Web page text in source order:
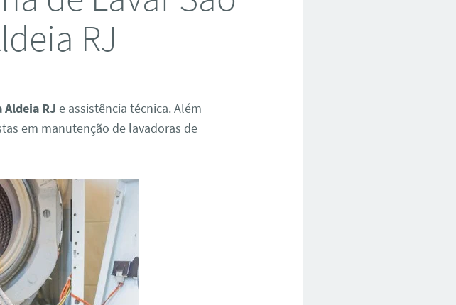
RJ
RJ e assistência técnica. Além
em manutenção de lavadoras de